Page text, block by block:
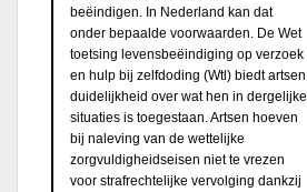
beëindigen. In Nederland kan dat
onder bepaalde voorwaarden. De Wet
toetsing levensbeëindiging op verzoek
en hulp bij zelfdoding (Wtl) biedt artsen
duidelijkheid over wat hen in dergelijke
situaties is toegestaan. Artsen hoeven
bij naleving van de wettelijke
zorgvuldigheidseisen niet te vrezen
voor strafrechtelijke vervolging dankzij